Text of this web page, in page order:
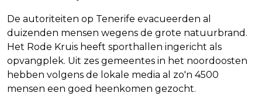
De autoriteiten op Tenerife evacueerden al
duizenden mensen wegens de grote natuurbrand.
Het Rode Kruis heeft sporthallen ingericht als
opvangplek. Uit zes gemeentes in het noordoosten
hebben volgens de lokale media al zo'n 4500
mensen een goed heenkomen gezocht.